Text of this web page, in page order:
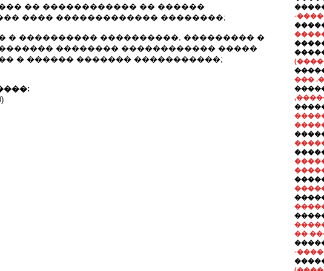
�� ������������ �� ������
���� ������������� ��������;
� ���������� ����������, ��������� �
�������� ������������ �����
� ������ ������� �����������;
-
���
��
-